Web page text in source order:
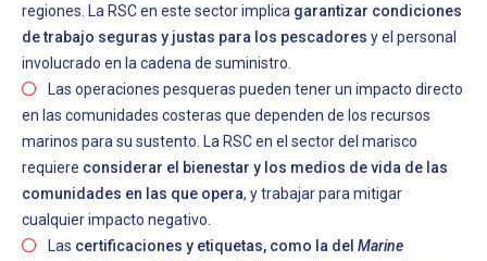
regiones. La RSC en este sector implica garantizar condiciones
de trabajo seguras y justas para los pescadores y el personal
involucrado en la cadena de suministro.
Las operaciones pesqueras pueden tener un impacto directo
en las comunidades costeras que dependen de los recursos
marinos para su sustento. La RSC en el sector del marisco
requiere considerar el bienestar y los medios de vida de las
comunidades en las que opera, y trabajar para mitigar
cualquier impacto negativo.
Las certificaciones y etiquetas, como la del Marine